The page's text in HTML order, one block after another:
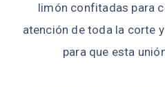
limón confitadas para
atención de toda la corte
para que esta